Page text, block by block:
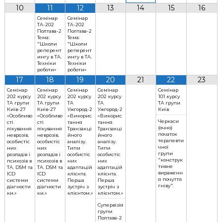
к
ц
і
й
н
о
г
о
а
н
а
і
з
у
10 11
Семінар
ТА-202
Полтава-2
Тема:
"Школи
реперент
ингу в ТА.
Техніки
роботи»
12
Семінар
ТА-202
Полтава-2
Тема:
"Школи
реперент
ингу в ТА.
Техніки
роботи»
13 14 15 16
17
Семінар
202 курсу
ТА групи
Київ-27
«Особливо
сті
лікування
неврозів,
особистіс
них
розладів і
психозів в
ТА. DSM та
ICD
системи
діагности
ки.»
18
Семінар
202 курсу
ТА групи
Київ-27
«Особливо
сті
лікування
неврозів,
особистіс
них
розладів і
психозів в
ТА. DSM та
ICD
системи
діагности
ки.»
19
Семінар
202 курсу
ТА
Ужгород-2
«Викорис
тання
Транзакці
йного
аналізу.
Типи
особистіс
них
адаптацій
клієнта.
Перша
зустріч з
клієнтом.»
20
Семінар
202 курсу
ТА
Ужгород-2
«Викорис
тання
Транзакці
йного
аналізу.
Типи
особистіс
них
адаптацій
клієнта.
Перша
зустріч з
клієнтом.»
Супервізія
групи
Полтава-2
21 22
Семінар
101 курсу
ТА групи
Київ
Черкаси
(очно)
початок
терапевти
чної
групи
"конструк
тивне
вираженн
я почуття
гніву".
23